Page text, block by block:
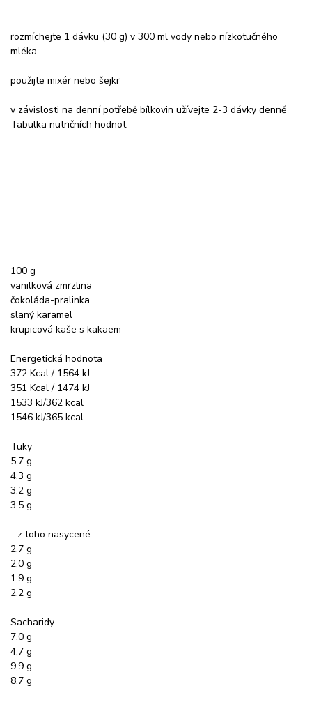
rozmíchejte 1 dávku (30 g) v 300 ml vody nebo nízkotučného
mléka
použijte mixér nebo šejkr
v závislosti na denní potřebě bílkovin užívejte 2-3 dávky denně
Tabulka nutričních hodnot:
100 g
vanilková zmrzlina
čokoláda-pralinka
slaný karamel
krupicová kaše s kakaem
Energetická hodnota
372 Kcal / 1564 kJ
351 Kcal / 1474 kJ
1533 kJ/362 kcal
1546 kJ/365 kcal
Tuky
5,7 g
4,3 g
3,2 g
3,5 g
- z toho nasycené
2,7 g
2,0 g
1,9 g
2,2 g
Sacharidy
7,0 g
4,7 g
9,9 g
8,7 g